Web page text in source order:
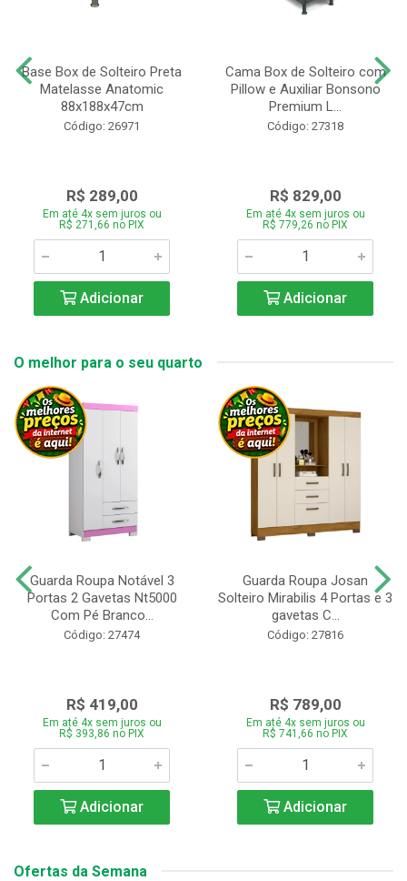
Base Box de Solteiro Preta
Matelasse Anatomic
88x188x47cm
Código: 26971
R$ 289,00
Em até 4x sem juros ou
R$ 271,66 no PIX
Adicionar
Cama Box de Solteiro com
Pillow e Auxiliar Bonsono
Premium L...
Código: 27318
R$ 829,00
Em até 4x sem juros ou
R$ 779,26 no PIX
Adicionar
O melhor para o seu quarto
Guarda Roupa Notável 3
Portas 2 Gavetas Nt5000
Com Pé Branco...
Código: 27474
R$ 419,00
Em até 4x sem juros ou
R$ 393,86 no PIX
Adicionar
Guarda Roupa Josan
Solteiro Mirabilis 4 Portas e 3
gavetas C...
Código: 27816
R$ 789,00
Em até 4x sem juros ou
R$ 741,66 no PIX
Adicionar
Ofertas da Semana